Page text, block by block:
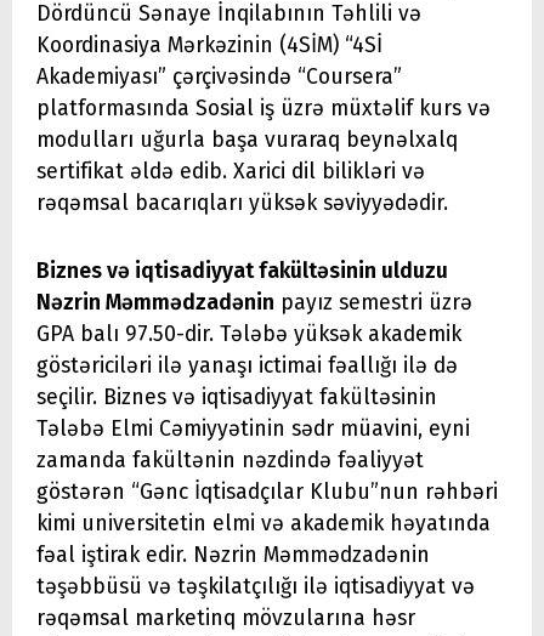
Dördüncü Sənaye İnqilabının Təhlili və
Koordinasiya Mərkəzinin (4SİM) “4Sİ
Akademiyası” çərçivəsində “Coursera”
platformasında Sosial iş üzrə müxtəlif kurs və
modulları uğurla başa vuraraq beynəlxalq
sertifikat əldə edib. Xarici dil bilikləri və
rəqəmsal bacarıqları yüksək səviyyədədir.
Biznes və iqtisadiyyat fakültəsinin ulduzu
Nəzrin Məmmədzadənin payız semestri üzrə
GPA balı 97.50-dir. Tələbə yüksək akademik
göstəriciləri ilə yanaşı ictimai fəallığı ilə də
seçilir. Biznes və iqtisadiyyat fakültəsinin
Tələbə Elmi Cəmiyyətinin sədr müavini, eyni
zamanda fakültənin nəzdində fəaliyyət
göstərən “Gənc İqtisadçılar Klubu”nun rəhbəri
kimi universitetin elmi və akademik həyatında
fəal iştirak edir. Nəzrin Məmmədzadənin
təşəbbüsü və təşkilatçılığı ilə iqtisadiyyat və
rəqəmsal marketinq mövzularına həsr